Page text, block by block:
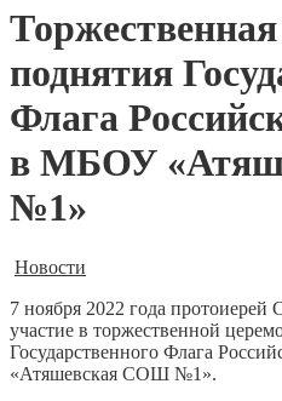
поднятия
Флага
в МБОУ
№1»
Новости
7 ноября 2022 года
участие в торжественной
Государственного Флага
«Атяшевская СОШ №1».